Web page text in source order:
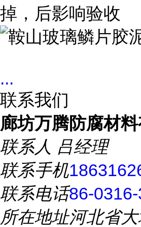
掉，后影响验收
...
联系我们
廊坊万腾防腐材料
联系人 吕经理
联系手机
联系电话86-
所在地址河北省